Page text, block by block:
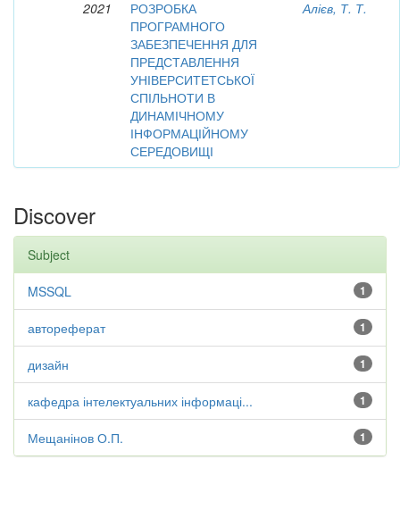
2021
РОЗРОБКА
ПРОГРАМНОГО
ЗАБЕЗПЕЧЕННЯ ДЛЯ
ПРЕДСТАВЛЕННЯ
УНІВЕРСИТЕТСЬКОЇ
СПІЛЬНОТИ В
ДИНАМІЧНОМУ
ІНФОРМАЦІЙНОМУ
СЕРЕДОВИЩІ
Алієв, Т. Т.
Discover
Subject
1
MSSQL
1
автореферат
1
дизайн
1
кафедра інтелектуальних інформаці...
1
Мещанінов О.П.